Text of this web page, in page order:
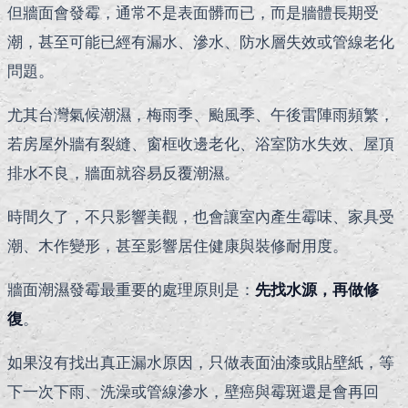
但牆面會發霉，通常不是表面髒而已，而是牆體長期受
潮，甚至可能已經有漏水、滲水、防水層失效或管線老化
問題。
尤其台灣氣候潮濕，梅雨季、颱風季、午後雷陣雨頻繁，
若房屋外牆有裂縫、窗框收邊老化、浴室防水失效、屋頂
排水不良，牆面就容易反覆潮濕。
時間久了，不只影響美觀，也會讓室內產生霉味、家具受
潮、木作變形，甚至影響居住健康與裝修耐用度。
牆面潮濕發霉最重要的處理原則是： 先找水源，再做修
復。
如果沒有找出真正漏水原因，只做表面油漆或貼壁紙，等
下一次下雨、洗澡或管線滲水，壁癌與霉斑還是會再回